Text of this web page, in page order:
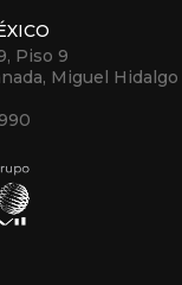
Piso 9
Miguel Hidalgo